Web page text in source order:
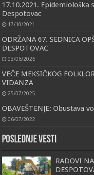
17.10.2021.
Despotovac
17/10/2021
ODRŽANA 67. SEDNICA
DESPOTOVAC
03/06/2026
VEČE MEKSIČKOG
VIDANZA
25/07/2025
OBAVEŠTENJE: Obustava
06/07/2022
Poslednje vesti
RADOVI